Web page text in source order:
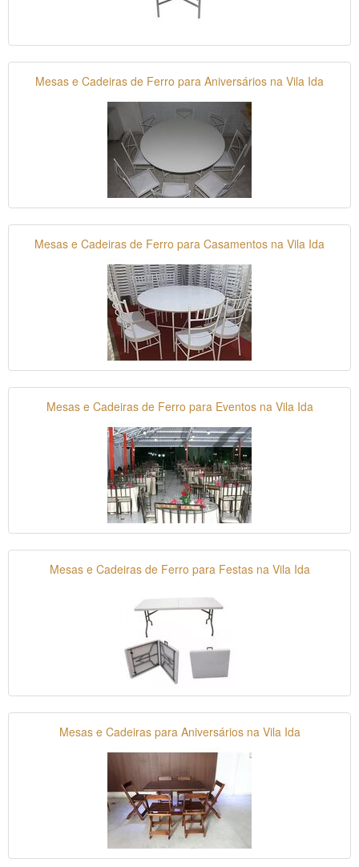
Mesas e Cadeiras de Ferro para Aniversários na Vila Ida
Mesas e Cadeiras de Ferro para Casamentos na Vila Ida
Mesas e Cadeiras de Ferro para Eventos na Vila Ida
Mesas e Cadeiras de Ferro para Festas na Vila Ida
Mesas e Cadeiras para Aniversários na Vila Ida